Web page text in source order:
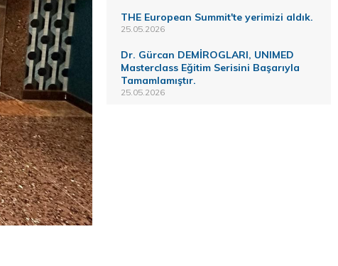
THE European Summit'te yerimizi aldık.
25.05.2026
Dr. Gürcan DEMİROGLARI, UNIMED
Masterclass Eğitim Serisini Başarıyla
Tamamlamıştır.
25.05.2026